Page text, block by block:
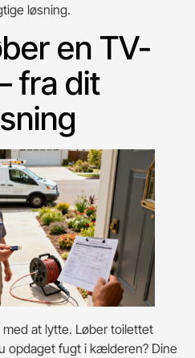
løsning.
en TV-
fra dit
at lytte. Løber toilettet
opdaget fugt i kælderen? Dine